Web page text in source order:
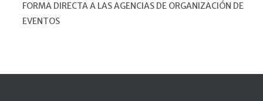
FORMA DIRECTA A LAS AGENCIAS DE ORGANIZACIÓN DE
EVENTOS